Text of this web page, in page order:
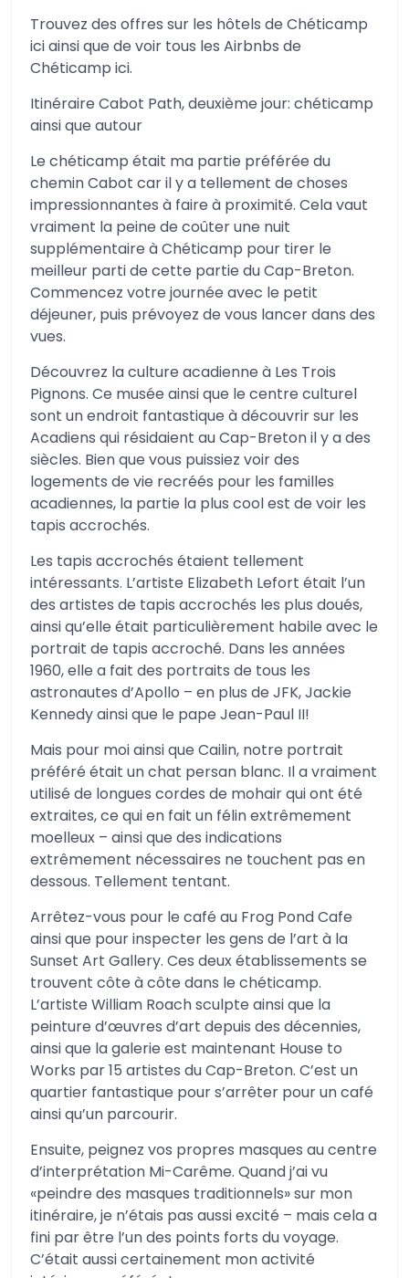
Trouvez des offres sur les hôtels de Chéticamp
ici ainsi que de voir tous les Airbnbs de
Chéticamp ici.
Itinéraire Cabot Path, deuxième jour: chéticamp
ainsi que autour
Le chéticamp était ma partie préférée du
chemin Cabot car il y a tellement de choses
impressionnantes à faire à proximité. Cela vaut
vraiment la peine de coûter une nuit
supplémentaire à Chéticamp pour tirer le
meilleur parti de cette partie du Cap-Breton.
Commencez votre journée avec le petit
déjeuner, puis prévoyez de vous lancer dans des
vues.
Découvrez la culture acadienne à Les Trois
Pignons. Ce musée ainsi que le centre culturel
sont un endroit fantastique à découvrir sur les
Acadiens qui résidaient au Cap-Breton il y a des
siècles. Bien que vous puissiez voir des
logements de vie recréés pour les familles
acadiennes, la partie la plus cool est de voir les
tapis accrochés.
Les tapis accrochés étaient tellement
intéressants. L’artiste Elizabeth Lefort était l’un
des artistes de tapis accrochés les plus doués,
ainsi qu’elle était particulièrement habile avec le
portrait de tapis accroché. Dans les années
1960, elle a fait des portraits de tous les
astronautes d’Apollo – en plus de JFK, Jackie
Kennedy ainsi que le pape Jean-Paul II!
Mais pour moi ainsi que Cailin, notre portrait
préféré était un chat persan blanc. Il a vraiment
utilisé de longues cordes de mohair qui ont été
extraites, ce qui en fait un félin extrêmement
moelleux – ainsi que des indications
extrêmement nécessaires ne touchent pas en
dessous. Tellement tentant.
Arrêtez-vous pour le café au Frog Pond Cafe
ainsi que pour inspecter les gens de l’art à la
Sunset Art Gallery. Ces deux établissements se
trouvent côte à côte dans le chéticamp.
L’artiste William Roach sculpte ainsi que la
peinture d’œuvres d’art depuis des décennies,
ainsi que la galerie est maintenant House to
Works par 15 artistes du Cap-Breton. C’est un
quartier fantastique pour s’arrêter pour un café
ainsi qu’un parcourir.
Ensuite, peignez vos propres masques au centre
d’interprétation Mi-Carême. Quand j’ai vu
«peindre des masques traditionnels» sur mon
itinéraire, je n’étais pas aussi excité – mais cela a
fini par être l’un des points forts du voyage.
C’était aussi certainement mon activité